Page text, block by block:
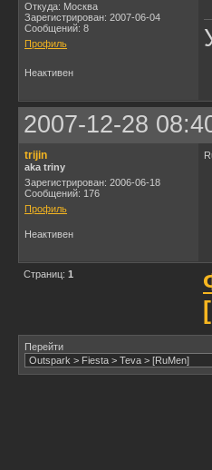
Откуда: Москва
Зарегистрирован: 2007-06-04
Сообщений: 8
Профиль
Неактивен
2007-12-28
trijin
aka triny
Зарегистрирован: 2006-06-18
Сообщений: 176
Профиль
Неактивен
Страниц: 1
Перейти